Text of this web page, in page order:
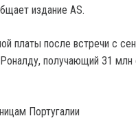
издание AS.
платы после встречи с
получающий 31 млн
Португалии